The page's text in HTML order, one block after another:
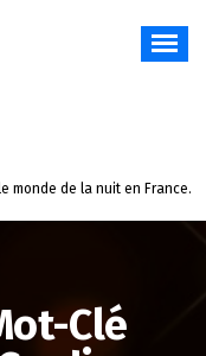
monde de la nuit en France.
Clé